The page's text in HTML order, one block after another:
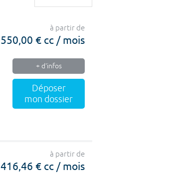
à partir de
550,00 € cc / mois
+ d'infos
Déposer
mon dossier
à partir de
416,46 € cc / mois